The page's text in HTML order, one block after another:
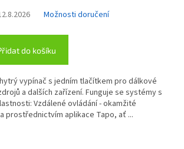
Možnosti doručení
do košíku
vypínač s jedním tlačítkem pro dálkové
a dalších zařízení. Funguje se systémy s
Vzdálené ovládání - okamžité
prostřednictvím aplikace Tapo, ať ...